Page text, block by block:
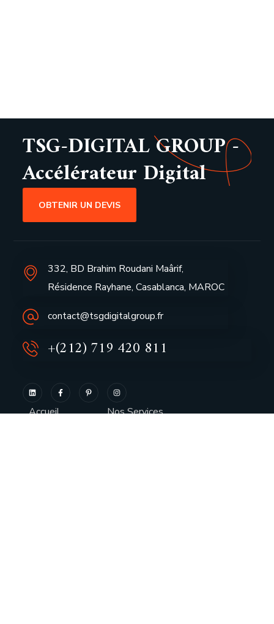
TSG-DIGITAL GROUP -
Accélérateur Digital
OBTENIR UN DEVIS
332, BD Brahim Roudani Maârif,
Résidence Rayhane, Casablanca, MAROC
contact@tsgdigitalgroup.fr
+(212) 719 420 811
Accueil
Nos Services